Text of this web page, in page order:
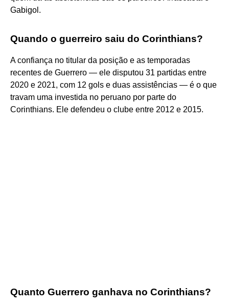
Gabigol.
Quando o guerreiro saiu do Corinthians?
A confiança no titular da posição e as temporadas
recentes de Guerrero — ele disputou 31 partidas entre
2020 e 2021, com 12 gols e duas assistências — é o que
travam uma investida no peruano por parte do
Corinthians. Ele defendeu o clube entre 2012 e 2015.
Quanto Guerrero ganhava no Corinthians?